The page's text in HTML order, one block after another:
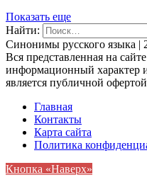
Показать еще
Найти:
Синонимы русского языка |
Вся представленная на
информационный характер
является публичной
Главная
Контакты
Карта сайта
Политика
Кнопка «Наверх»